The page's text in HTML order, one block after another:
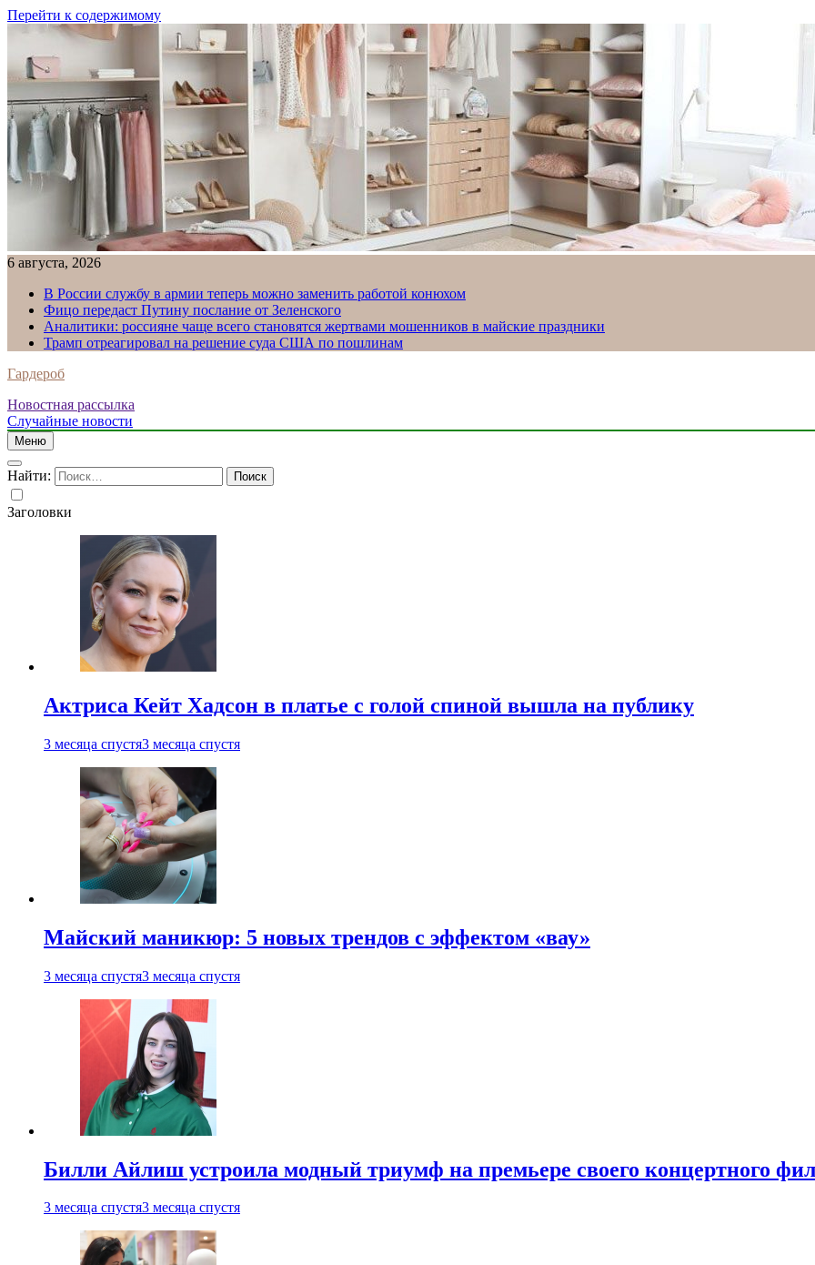
Перейти к содержимому
6 августа, 2026
В России службу в армии теперь можно заменить работой конюхом
Фицо передаст Путину послание от Зеленского
Аналитики: россияне чаще всего становятся жертвами мошенников в майские праздники
Трамп отреагировал на решение суда США по пошлинам
Гардероб
Новостная рассылка
Случайные новости
Меню
Найти:
Заголовки
Актриса Кейт Хадсон в платье с голой спиной вышла на публику
3 месяца спустя3 месяца спустя
Майский маникюр: 5 новых трендов с эффектом «вау»
3 месяца спустя3 месяца спустя
Билли Айлиш устроила модный триумф на премьере своего концертного
3 месяца спустя3 месяца спустя